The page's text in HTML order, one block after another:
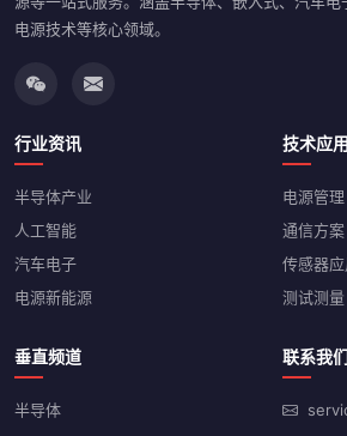
电源技术等核心领域。
行业资讯
半导体产业
人工智能
汽车电子
电源新能源
技术应用
电源管理
通信方案
传感器应
测试测量
垂直频道
半导体
联系我